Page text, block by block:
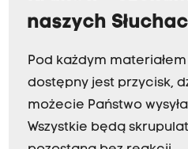
naszych
Pod każdym
dostępny jest przycisk,
możecie Państwo
Wszystkie będą